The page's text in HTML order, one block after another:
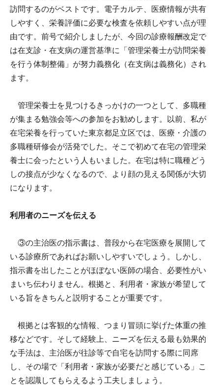
訪問するのがベストです。電子カルテ、医療情報が共有
しやすく、栄養評価に必要な検査を依頼しやすい点が理
由です。前号で紹介しましたが、今回の診療報酬改定で
は在支診・在支病の運営基準に「管理栄養士が訪問栄養
を行う体制整備」が努力義務化（在支病は義務化）され
ます。
管理栄養士を見つけるきっかけの一つとして、多職種
が集まる勉強会等への参加をお勧めします。以前、私が
在宅栄養を行っていた東京都足立区では、医療・介護の
多職種研修会が活発でした。そこで初めて在宅の管理栄
養士に会ったという人もいました。在宅は特に職種どう
しの接点が少なくなるので、より顔の見える関係が大切
になります。
利用者のニーズを伝える
③の主治医の指示書は、普段から在宅医療を展開して
いる診療所であればお願いしやすいでしょう。しかし、
指示書を出したことがほぼない医師の場合、必要性がい
まいち伝わりません。根拠と、利用者・家族が希望して
いる旨をきちんと説明することが重要です。
根拠とは客観的な情報、つまり冒頭に挙げた体重の推
移などです。そして経験上、ニーズを伝える最も効果的
な手法は、主治医が往診等で自宅を訪問する際に同席
し、その場で「利用者・家族が必要だと感じている」こ
とを認識してもらえるよう工夫しましょう。